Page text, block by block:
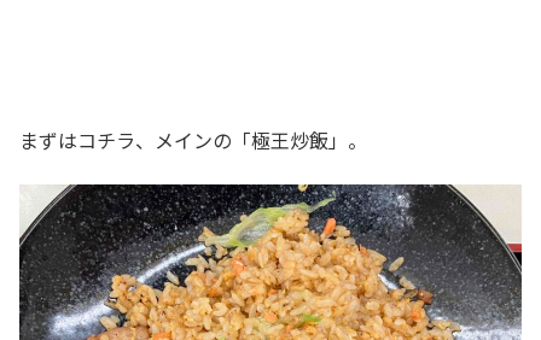
まずはコチラ、メインの「極王炒飯」。